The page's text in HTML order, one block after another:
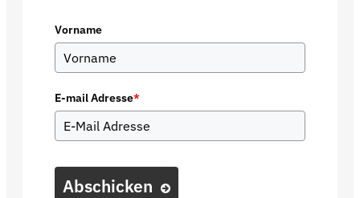
Vorname
E-mail Adresse*
Abschicken